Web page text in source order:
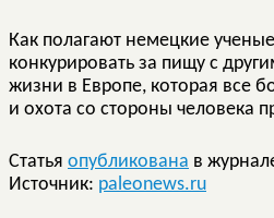
Как полагают немецкие
конкурировать за пищу с
жизни в Европе, которая все
и охота со стороны человека
Статья опубликована в
Источник: paleonews.ru